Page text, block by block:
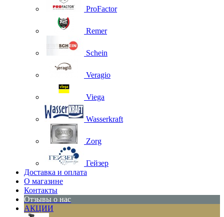
ProFactor
Remer
Schein
Veragio
Viega
Wasserkraft
Zorg
Гейзер
Доставка и оплата
О магазине
Контакты
Отзывы о нас
АКЦИИ